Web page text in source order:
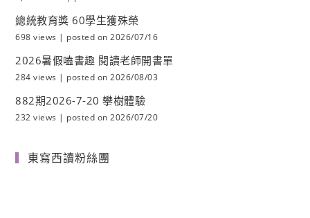
總統教育獎 60學生獲殊榮
698 views | posted on 2026/07/16
2026暑假嗑書趣 閱讀老師開書單
284 views | posted on 2026/08/03
882期2026-7-20 攀樹體驗
232 views | posted on 2026/07/20
東寫西讀粉絲團